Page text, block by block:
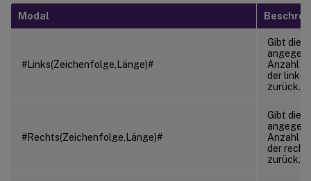
Modal
#Links(Zeichenfolge,Länge)#
Gibt die
Anzahl
der
zurück.
#Rechts(Zeichenfolge,Länge)#
Gibt die
Anzahl
der
zurück.